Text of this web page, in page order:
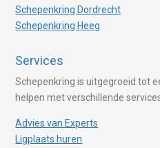
Schepenkring Dordrecht
Schepenkring Heeg
Services
Schepenkring is uitgegroeid tot
helpen met verschillende
Advies van Experts
Ligplaats huren